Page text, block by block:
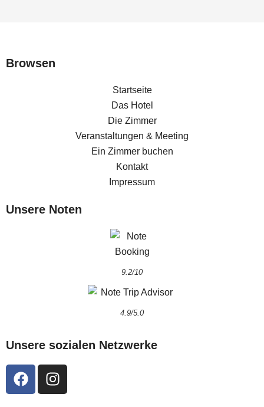
Browsen
Startseite
Das Hotel
Die Zimmer
Veranstaltungen & Meeting
Ein Zimmer buchen
Kontakt
Impressum
Unsere Noten
9.2/10
4.9/5.0
Unsere sozialen Netzwerke